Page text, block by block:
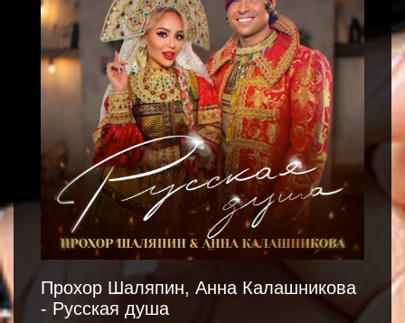
Прохор Шаляпин, Анна Калашникова
- Русская душа